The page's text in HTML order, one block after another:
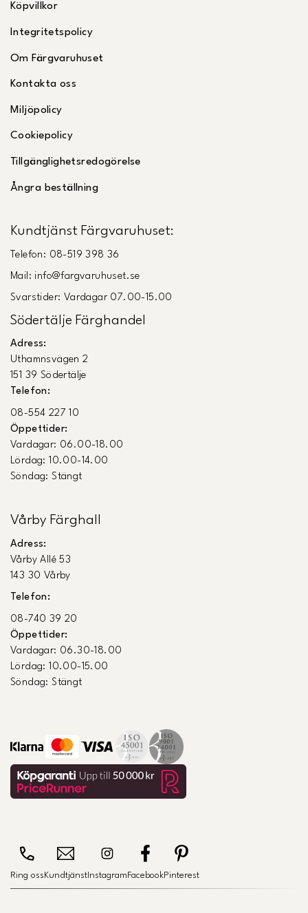
Köpvillkor
Integritetspolicy
Om Färgvaruhuset
Kontakta oss
Miljöpolicy
Cookiepolicy
Tillgänglighetsredogörelse
Ångra beställning
Kundtjänst Färgvaruhuset:
Telefon: 08-519 398 36
Mail: info@fargvaruhuset.se
Svarstider: Vardagar 07.00-15.00
Södertälje Färghandel
Adress:
Uthamnsvägen 2
151 39 Södertälje
Telefon:
08-554 227 10
Öppettider:
Vardagar: 06.00-18.00
Lördag: 10.00-14.00
Söndag: Stängt
Vårby Färghall
Adress:
Vårby Allé 53
143 30 Vårby
Telefon:
08-740 39 20
Öppettider:
Vardagar: 06.30-18.00
Lördag: 10.00-15.00
Söndag: Stängt
Ring oss Kundtjänst Instagram FacebookPinterest